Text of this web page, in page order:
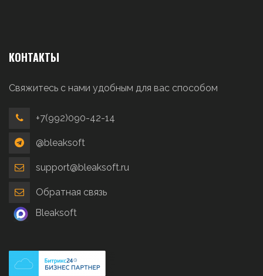
КОНТАКТЫ
Свяжитесь с нами удобным для вас способом
+7(992)090-42-14
@bleaksoft
support@bleaksoft.ru
Обратная связь
Bleaksoft